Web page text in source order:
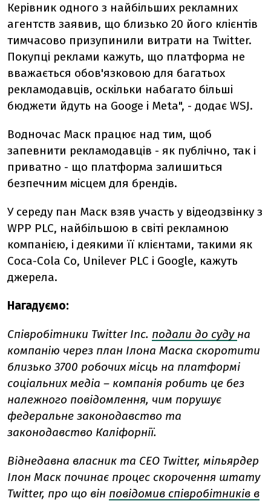
Керівник одного з найбільших рекламних
агентств заявив, що близько 20 його клієнтів
тимчасово призупинили витрати на Twitter.
Покупці реклами кажуть, що платформа не
вважається обов'язковою для багатьох
рекламодавців, оскільки набагато більші
бюджети йдуть на Googe і Meta", - додає WSJ.
Водночас Маск працює над тим, щоб
запевнити рекламодавців - як публічно, так і
приватно - що платформа залишиться
безпечним місцем для брендів.
У середу пан Маск взяв участь у відеодзвінку з
WPP PLC, найбільшою в світі рекламною
компанією, і деякими її клієнтами, такими як
Coca-Cola Co, Unilever PLC і Google, кажуть
джерела.
Нагадуємо:
Співробітники Twitter Inc. подали до суду на
компанію через план Ілона Маска скоротити
близько 3700 робочих місць на платформі
соціальних медіа – компанія робить це без
належного повідомлення, чим порушує
федеральне законодавство та
законодавство Каліфорнії.
Віднедавна власник та CEO Twitter, мільярдер
Ілон Маск починає процес скорочення штату
Twitter, про що він повідомив співробітників в